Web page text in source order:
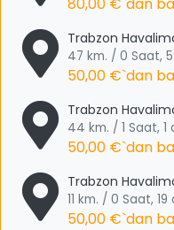
Trabzon
47 km. / 0 Saat,
50,00 €`dan
Trabzon
44 km. / 1 Saat, 1
50,00 €`dan
Trabzon
11 km. / 0 Saat,
50,00 €`dan